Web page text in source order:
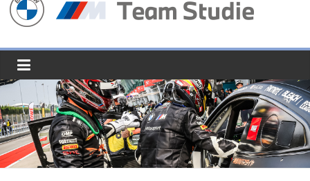
へ
キ
プ
【Round3-4 Indonesia】RACE1・RACE2
BMW
M
Team
Studie
SUPER